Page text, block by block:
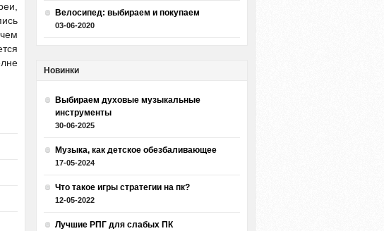
Велосипед: выбираем и покупаем
03-06-2020
Новинки
Выбираем духовые музыкальные
инструменты
30-06-2025
Музыка, как детское обезбаливающее
17-05-2024
Что такое игры стратегии на пк?
12-05-2022
Лучшие РПГ для слабых ПК